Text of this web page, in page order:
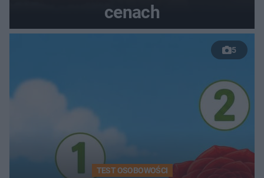
cenach
5
TEST OSOBOWOŚCI